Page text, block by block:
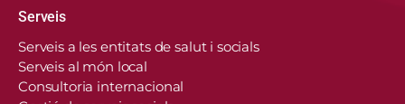
Serveis
Serveis a les entitats de salut i socials
Serveis al món local
Consultoria internacional